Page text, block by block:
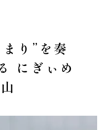
り”を奏
にぎぃめ